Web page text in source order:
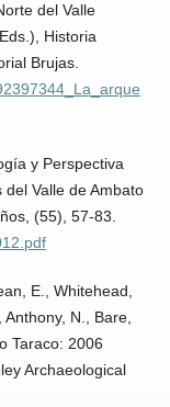
del Valle
Historia
Brujas.
y Perspectiva
Valle de Ambato
(55), 57-83.
E., Whitehead,
N., Bare,
Taraco: 2006
Archaeological